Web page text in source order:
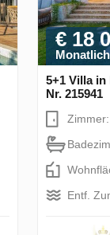
€ 18
Monatlich
5+1 Villa in
Nr. 215941
Zimmer:
Entf.